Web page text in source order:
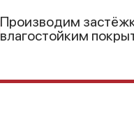
Производим
влагостойким